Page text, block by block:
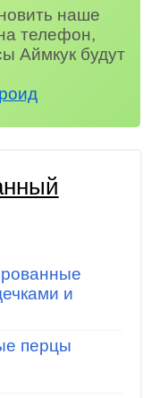
наше
телефон,
Аймкук будут
и
перцы